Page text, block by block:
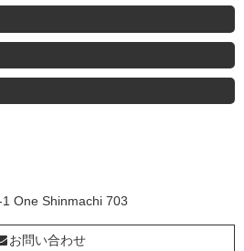
One Shinmachi 703
お問い合わせ